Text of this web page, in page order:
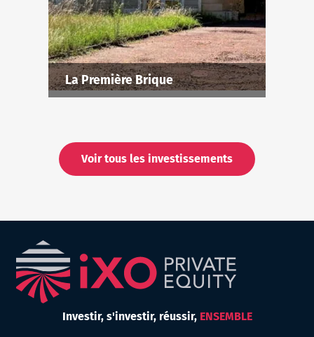
La Première Brique
Voir tous les investissements
Investir,s'investir,réussir, ENSEMBLE